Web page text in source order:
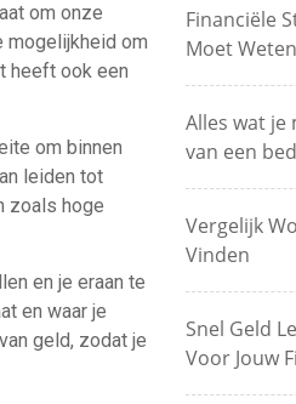
om onze
mogelijkheid om
heeft ook een
om binnen
leiden tot
zoals hoge
en je eraan te
en waar je
geld, zodat je
Financiële
Moet
Alles wat je
van een
Vergelijk
Vinden
Snel Geld
Voor Jouw